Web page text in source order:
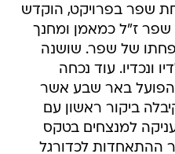
שפר בפרויקט, הוקדש
שפר ז"ל כמאמן ומחנך
של שפר. שושנה
ונכדיו. עוד נכחה
הפועל באר שבע אשר
ביקור ראשון עם
למנצחים בטקס
ההתאחדות לכדורגל